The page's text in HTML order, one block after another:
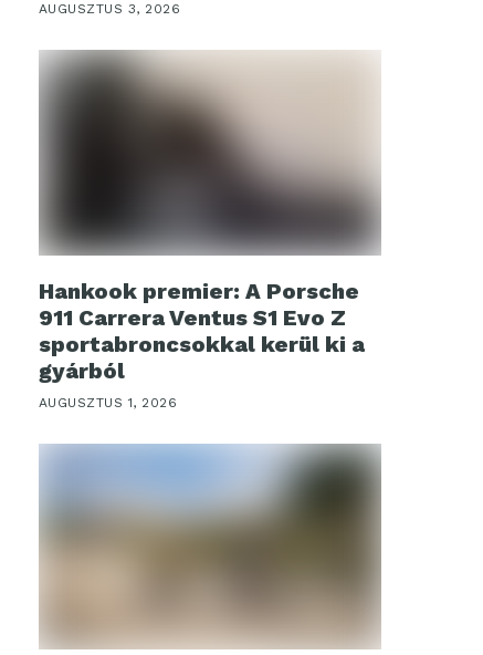
AUGUSZTUS 3, 2026
Hankook premier: A Porsche
911 Carrera Ventus S1 Evo Z
sportabroncsokkal kerül ki a
gyárból
AUGUSZTUS 1, 2026